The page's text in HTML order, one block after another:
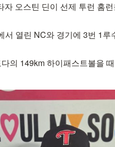
자 오스틴 딘이 선제 투런 홈
서 열린 NC와 경기에 3번 1루
의 149km 하이패스트볼을